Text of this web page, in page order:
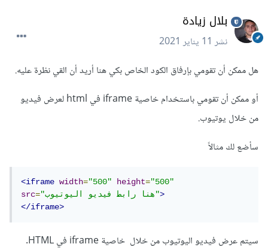
بلال زيادة
نشر11 يناير 2021
هل ممكن أن تقومي بإرفاق الكود الخاص بكي هنا أريد أن القي نظرة عليه.
أو ممكن أن تقومي باستخدام خاصية iframe في html لعرض فيديو
من خلال يوتيوب.
سأضع لك مثالاً
<iframe width="500" height="500"
src= "هنا رابط فيديو اليوتيوب">
</iframe>
سيتم عرض فيديو اليوتيوب من خلال خاصية iframe في HTML.